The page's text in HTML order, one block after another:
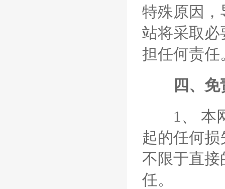
特殊原因，
站将采取必
担任何责任
四、
1、 本网
起的任何
不限于直接
任。